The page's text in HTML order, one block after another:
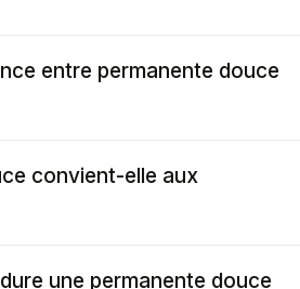
entre permanente douce
convient-elle aux
une permanente douce